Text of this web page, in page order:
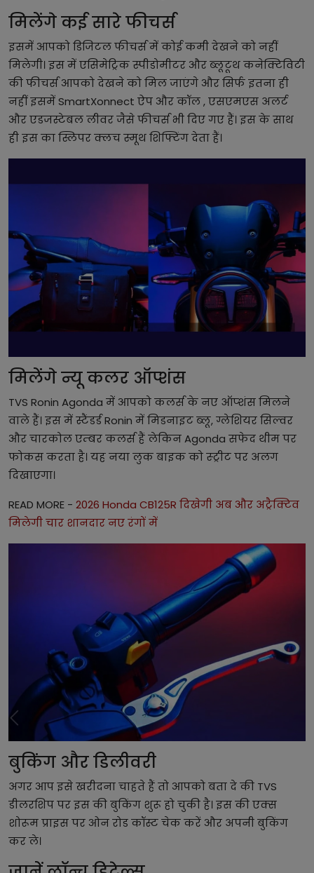
मिलेंगे कई सारे फीचर्स
इसमें आपको डिजिटल फीचर्स में कोई कमी देखने को नहीं
मिलेगी। इस में एसिमेट्रिक स्पीडोमीटर और ब्लूटूथ कनेक्टिविटी
की फीचर्स आपको देखने को मिल जाएंगे और सिर्फ इतना ही
नहीं इसमें SmartXonnect ऐप और कॉल , एसएमएस अलर्ट
और एडजस्टेबल लीवर जैसे फीचर्स भी दिए गए हैं। इस के साथ
ही इस का स्लिपर क्लच स्मूथ शिफ्टिंग देता हैं।
मिलेंगे न्यू कलर ऑप्शंस
TVS Ronin Agonda में आपको कलर्स के नए ऑप्शंस मिलने
वाले हैं। इस में स्टैंडर्ड Ronin में मिडनाइट ब्लू, ग्लेशियर सिल्वर
और चारकोल एम्बर कलर्स हैं लेकिन Agonda सफेद थीम पर
फोकस करता है। यह नया लुक बाइक को स्ट्रीट पर अलग
दिखाएगा।
READ MORE - 2026 Honda CB125R दिखेगी अब और अट्रैक्टिव
मिलेगी चार शानदार नए रंगों में
बुकिंग और डिलीवरी
अगर आप इसे खरीदना चाहते हैं तो आपको बता दे की TVS
डीलरशिप पर इस की बुकिंग शुरू हो चुकी है। इस की एक्स
शोरूम प्राइस पर ओन रोड कॉस्ट चेक करें और अपनी बुकिंग
कर ले।